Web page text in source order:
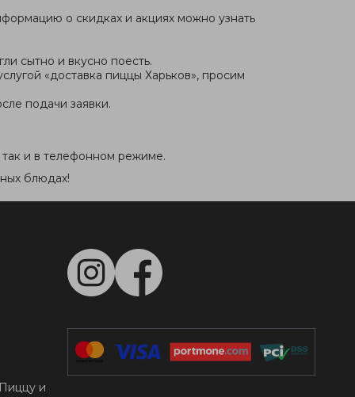
о скидках и акциях можно узнать
сытно и вкусно поесть.
«доставка пиццы Харьков», просим
подачи заявки.
так и в телефонном режиме.
блюдах!
и